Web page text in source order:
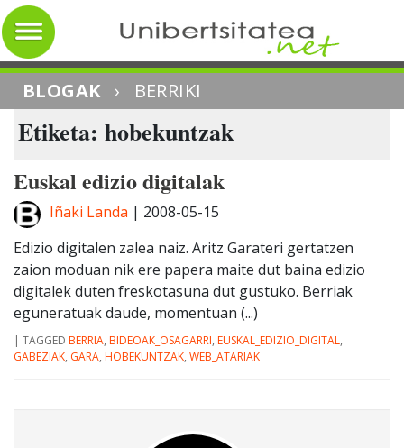
BLOGAK › BERRIKI
Etiketa: hobekuntzak
Euskal edizio digitalak
Iñaki Landa | 2008-05-15
Edizio digitalen zalea naiz. Aritz Garateri gertatzen
zaion moduan nik ere papera maite dut baina edizio
digitalek duten freskotasuna dut gustuko. Berriak
eguneratuak daude, momentuan (...)
| TAGGED BERRIA, BIDEOAK_OSAGARRI, EUSKAL_EDIZIO_DIGITAL,
GABEZIAK, GARA, HOBEKUNTZAK, WEB_ATARIAK